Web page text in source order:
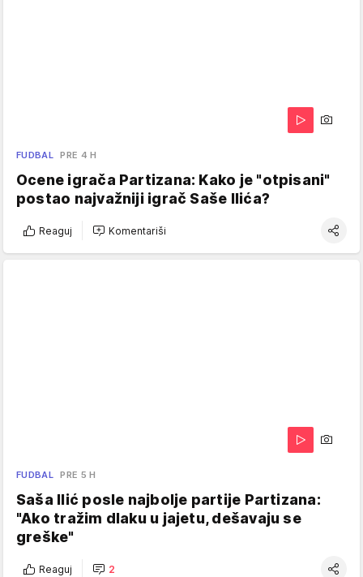
FUDBAL PRE 4 H
Ocene igrača Partizana: Kako je "otpisani"
postao najvažniji igrač Saše Ilića?
Reaguj Komentariši
FUDBAL PRE 5 H
Saša Ilić posle najbolje partije Partizana:
"Ako tražim dlaku u jajetu, dešavaju se
greške"
Reaguj 2